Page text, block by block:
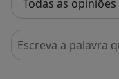
Pesquisar em